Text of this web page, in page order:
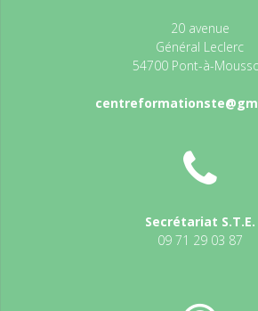
20 avenue
Général Leclerc
54700 Pont-à-
Secrétariat S.T.E.
09 71 29 03 87